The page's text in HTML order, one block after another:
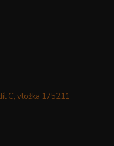
C, vložka 175211